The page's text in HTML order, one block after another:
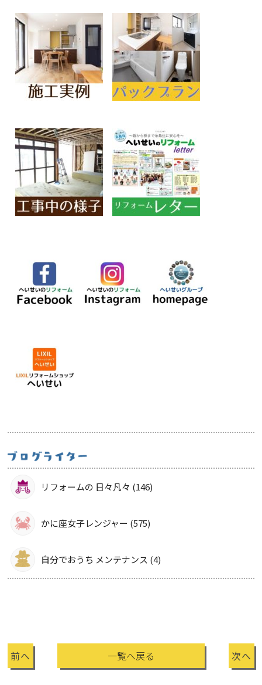
リフォームの 日々凡々 (146)
かに座女子レンジャー (575)
自分でおうち メンテナンス (4)
前へ 一覧へ戻る 次へ